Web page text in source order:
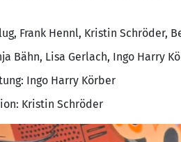
Frank Hennl, Kristin Schröder,
Bähn, Lisa Gerlach, Ingo Harry
Ingo Harry Körber
Kristin Schröder